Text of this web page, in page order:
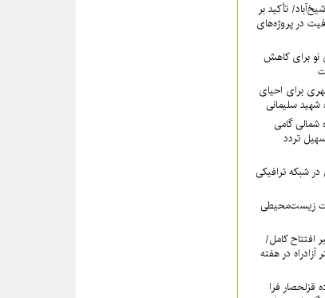
تأکید بر
در پروژه‌های
نو برای کاهش
برای احیای
شهید سلیمانی
شمالی گامی
تردد
شبکه ترافیکی
زیست‌محیطی
افتتاح کامل/
از 18.6 کیلومتر آزادراه در هفته
قزلحصار فرا